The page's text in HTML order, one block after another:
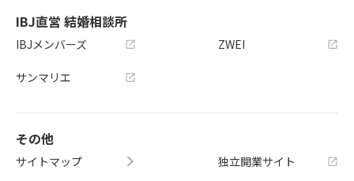
IBJ直営 結婚相談所
IBJメンバーズ
サンマリエ
ZWEI
その他
サイトマップ
独立開業サイト